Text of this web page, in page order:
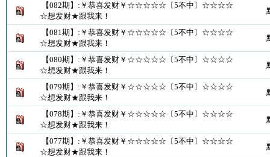
【082期】:￥恭喜发财￥☆☆☆☆☆〔5不中〕☆☆☆☆
☆想发财★跟我来！
【081期】:￥恭喜发财￥☆☆☆☆☆〔5不中〕☆☆☆☆
☆想发财★跟我来！
【080期】:￥恭喜发财￥☆☆☆☆☆〔5不中〕☆☆☆☆
☆想发财★跟我来！
【079期】:￥恭喜发财￥☆☆☆☆☆〔5不中〕☆☆☆☆
☆想发财★跟我来！
【078期】:￥恭喜发财￥☆☆☆☆☆〔5不中〕☆☆☆☆
☆想发财★跟我来！
【077期】:￥恭喜发财￥☆☆☆☆☆〔5不中〕☆☆☆☆
☆想发财★跟我来！